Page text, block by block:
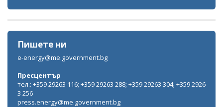
Пишете ни
e-energy@me.government.bg
Пресцентър
тел.: +359 29263 116; +359 29263 288; +359 29263 304; +359 2926
3 256
press.energy@me.government.bg